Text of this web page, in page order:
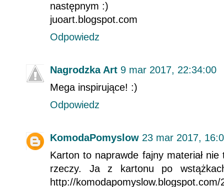
następnym :)
juoart.blogspot.com
Odpowiedz
Nagrodzka Art 9 mar 2017, 22:34:00
Mega inspirujące! :)
Odpowiedz
KomodaPomyslow 23 mar 2017,
Karton to naprawde fajny materiał
rzeczy. Ja z kartonu po
http://